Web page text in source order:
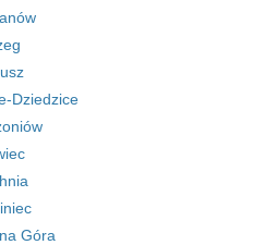
Dziedzice
Góra